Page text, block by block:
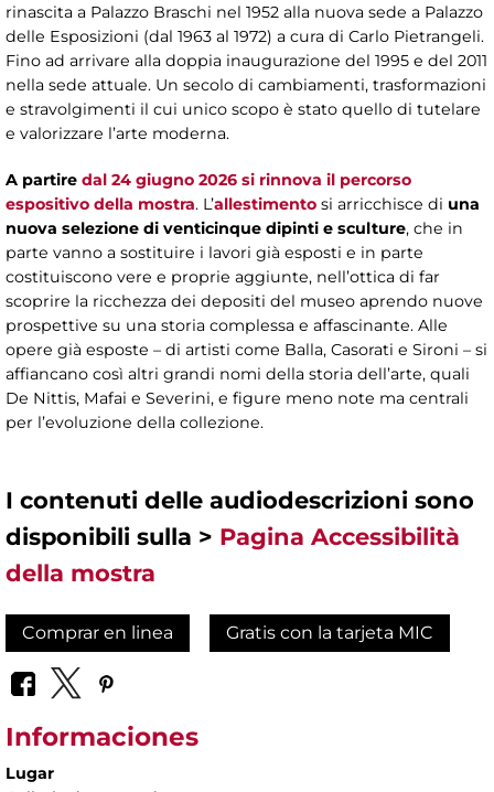
rinascita a Palazzo Braschi nel 1952 alla nuova sede a Palazzo
delle Esposizioni (dal 1963 al 1972) a cura di Carlo Pietrangeli.
Fino ad arrivare alla doppia inaugurazione del 1995 e del 2011
nella sede attuale. Un secolo di cambiamenti, trasformazioni
e stravolgimenti il cui unico scopo è stato quello di tutelare
e valorizzare l’arte moderna.
A partire dal 24 giugno 2026 si rinnova il percorso
espositivo della mostra. L’allestimento si arricchisce di una
nuova selezione di venticinque dipinti e sculture, che in
parte vanno a sostituire i lavori già esposti e in parte
costituiscono vere e proprie aggiunte, nell’ottica di far
scoprire la ricchezza dei depositi del museo aprendo nuove
prospettive su una storia complessa e affascinante. Alle
opere già esposte – di artisti come Balla, Casorati e Sironi – si
affiancano così altri grandi nomi della storia dell’arte, quali
De Nittis, Mafai e Severini, e figure meno note ma centrali
per l’evoluzione della collezione.
I contenuti delle audiodescrizioni sono
disponibili sulla > Pagina Accessibilità
della mostra
Comprar en linea Gratis con la tarjeta MIC
Informaciones
Lugar